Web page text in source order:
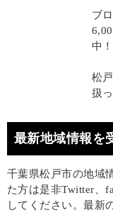
ブ
中！
松
扱
最新地域情報を
千葉県松戸市の地域
た方は是非Twitter、
してください。最新